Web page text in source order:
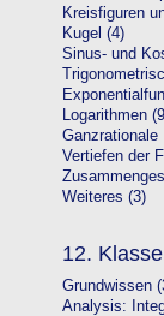
Kreisfiguren
Kugel (4)
Sinus- und
Logarithmen
Ganzrationale
Vertiefen der
Weiteres (3)
12. Klasse
Grundwissen
Analysis: